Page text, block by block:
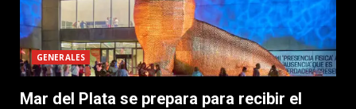
GENERALES
Mar del Plata se prepara para recibir el